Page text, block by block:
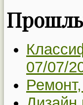
07/07/